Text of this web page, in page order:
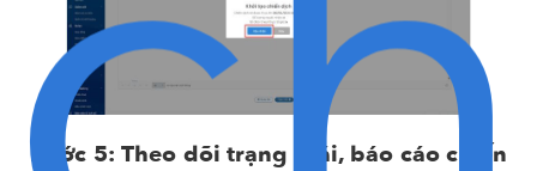
Bước 5: Theo dõi trạng thái, báo cáo chiến